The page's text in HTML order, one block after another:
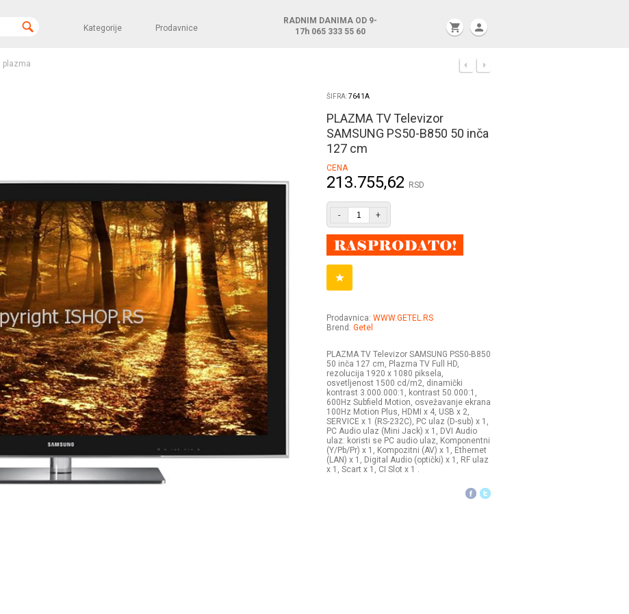
Kategorije Prodavnice
RADNIM DANIMA OD 9-
17h 065 333 55 60 shopping_cart person
plazma
ŠIFRA:7641A
PLAZMA TV Televizor
SAMSUNG PS50-B850 50 inča
127 cm
CENA
213.755,62 RSD
- +
Prodavnica: WWW.GETEL.RS
Brend: Getel
PLAZMA TV Televizor SAMSUNG PS50-B850
50 inča 127 cm, Plazma TV Full HD,
rezolucija 1920 x 1080 piksela,
osvetljenost 1500 cd/m2, dinamički
kontrast 3.000.000:1, kontrast 50.000:1,
600Hz Subfield Motion, osvežavanje ekrana
100Hz Motion Plus, HDMI x 4, USB x 2,
SERVICE x 1 (RS-232C), PC ulaz (D-sub) x 1,
PC Audio ulaz (Mini Jack) x 1, DVI Audio
ulaz: koristi se PC audio ulaz, Komponentni
(Y/Pb/Pr) x 1, Kompozitni (AV) x 1, Ethernet
(LAN) x 1, Digital Audio (optički) x 1, RF ulaz
x 1, Scart x 1, CI Slot x 1 .